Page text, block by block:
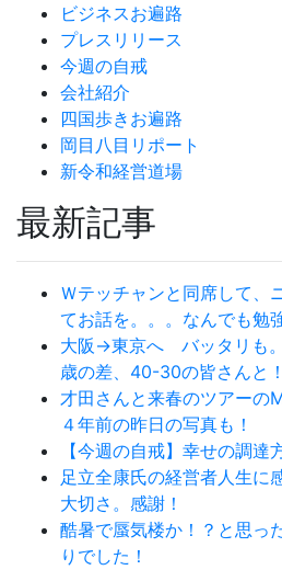
ビジネスお遍路
プレスリリース
今週の自戒
会社紹介
四国歩きお遍路
岡目八目リポート
新令和経営道場
最新記事
Ｗテッチャンと同席して、
てお話を。。。なんでも勉
大阪→東京へ バッタリも
歳の差、40-30の皆さんと！
才田さんと来春のツアーの
４年前の昨日の写真も！
【今週の自戒】幸せの調達
足立全康氏の経営者人生に
大切さ。感謝！
酷暑で蜃気楼か！？と思っ
りでした！